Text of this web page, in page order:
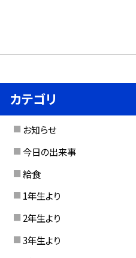
カテゴリ
お知らせ
今日の出来事
給食
1年生より
2年生より
3年生より